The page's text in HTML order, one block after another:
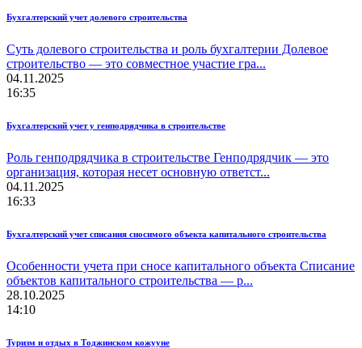
Бухгалтерский учет долевого строительства
Суть долевого строительства и роль бухгалтерии Долевое
строительство — это совместное участие гра...
04.11.2025
16:35
Бухгалтерский учет у генподрядчика в строительстве
Роль генподрядчика в строительстве Генподрядчик — это
организация, которая несет основную ответст...
04.11.2025
16:33
Бухгалтерский учет списания сносимого объекта капитального строительства
Особенности учета при сносе капитального объекта Списание
объектов капитального строительства — р...
28.10.2025
14:10
Туризм и отдых в Тоджинском кожууне